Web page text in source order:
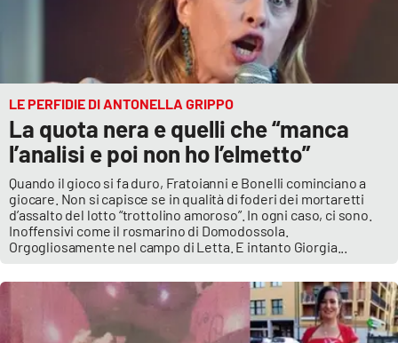
LE PERFIDIE DI ANTONELLA GRIPPO
La quota nera e quelli che “manca
l’analisi e poi non ho l’elmetto”
Quando il gioco si fa duro, Fratoianni e Bonelli cominciano a
giocare. Non si capisce se in qualità di foderi dei mortaretti
d’assalto del lotto “trottolino amoroso”. In ogni caso, ci sono.
Inoffensivi come il rosmarino di Domodossola.
Orgogliosamente nel campo di Letta. E intanto Giorgia...